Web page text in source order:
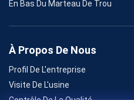
En Bas Du Marteau De Trou
À Propos De Nous
Profil De L'entreprise
Visite De L'usine